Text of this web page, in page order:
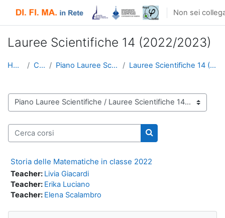
Non sei
Lauree Scientifiche 14 (2022/2023)
Home Corsi Piano Lauree Scientifiche Lauree Scientifiche 14 (2022/2023)
Categorie di corso
Cerca corsi
Cerca corsi
Storia delle Matematiche in classe 2022
Teacher: Livia Giacardi
Teacher: Erika Luciano
Teacher: Elena Scalambro